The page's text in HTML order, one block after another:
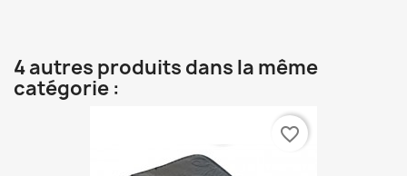
4 autres produits dans la même
catégorie :
favorite_border